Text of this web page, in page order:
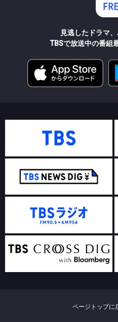
見逃したドラマ
TBSで放送中の番組
ページトップに